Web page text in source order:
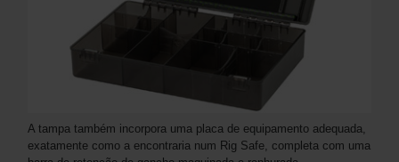
A tampa também incorpora uma placa de equipamento adequada,
exatamente como a encontraria num Rig Safe, completa com uma